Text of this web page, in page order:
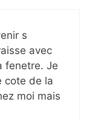
s
avec
fenetre. Je
cote de la
moi mais